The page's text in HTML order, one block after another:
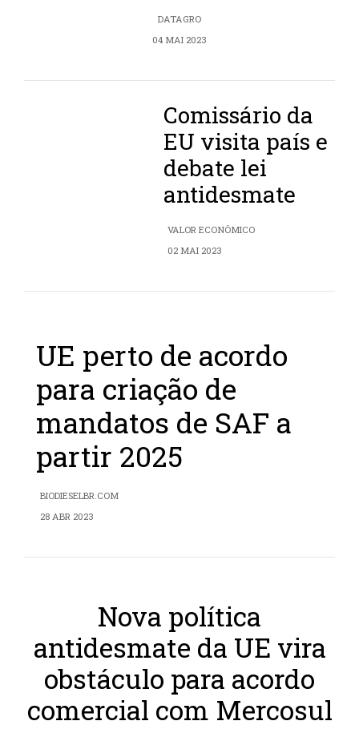
DATAGRO
04 MAI 2023
Comissário da
EU visita país e
debate lei
antidesmate
VALOR ECONÔMICO
02 MAI 2023
UE perto de acordo
para criação de
mandatos de SAF a
partir 2025
BIODIESELBR.COM
28 ABR 2023
Nova política
antidesmate da UE vira
obstáculo para acordo
comercial com Mercosul